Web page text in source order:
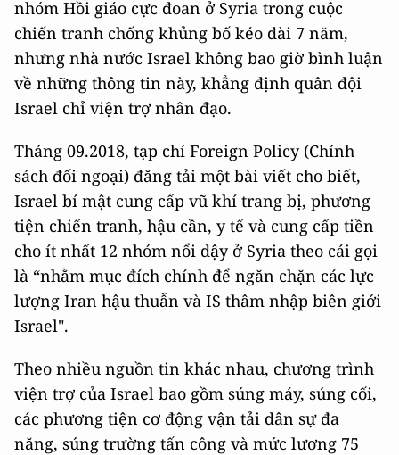
nhóm Hồi giáo cực đoan ở Syria trong cuộc
chiến tranh chống khủng bố kéo dài 7 năm,
nhưng nhà nước Israel không bao giờ bình luận
về những thông tin này, khẳng định quân đội
Israel chỉ viện trợ nhân đạo.
Tháng 09.2018, tạp chí Foreign Policy (Chính
sách đối ngoại) đăng tải một bài viết cho biết,
Israel bí mật cung cấp vũ khí trang bị, phương
tiện chiến tranh, hậu cần, y tế và cung cấp tiền
cho ít nhất 12 nhóm nổi dậy ở Syria theo cái gọi
là “nhằm mục đích chính để ngăn chặn các lực
lượng Iran hậu thuẫn và IS thâm nhập biên giới
Israel".
Theo nhiều nguồn tin khác nhau, chương trình
viện trợ của Israel bao gồm súng máy, súng cối,
các phương tiện cơ động vận tải dân sự đa
năng, súng trường tấn công và mức lương 75